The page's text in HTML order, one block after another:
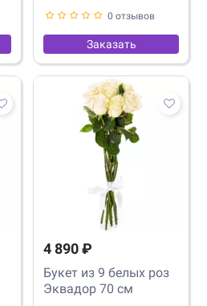
0 отзывов
Заказать
4 890 ₽
Букет из 9 белых роз
Эквадор 70 см